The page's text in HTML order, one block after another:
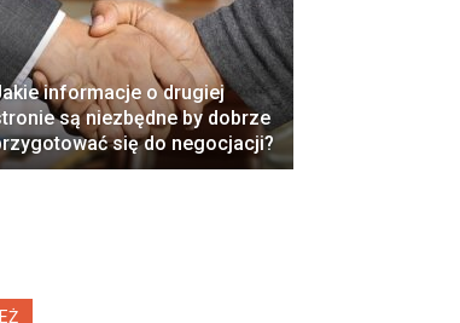
informacje o drugiej
są niezbędne by dobrze
się do negocjacji?